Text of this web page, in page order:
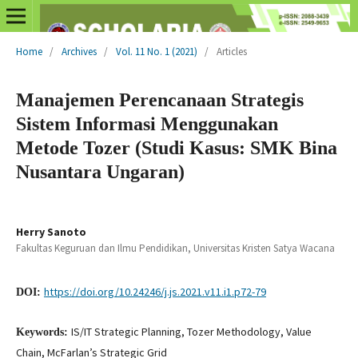
Home / Archives / Vol. 11 No. 1 (2021) / Articles
Manajemen Perencanaan Strategis
Sistem Informasi Menggunakan
Metode Tozer (Studi Kasus: SMK Bina
Nusantara Ungaran)
Herry Sanoto
Fakultas Keguruan dan Ilmu Pendidikan, Universitas Kristen Satya Wacana
DOI: https://doi.org/10.24246/j.js.2021.v11.i1.p72-79
Keywords: IS/IT Strategic Planning, Tozer Methodology, Value
Chain, McFarlan’s Strategic Grid